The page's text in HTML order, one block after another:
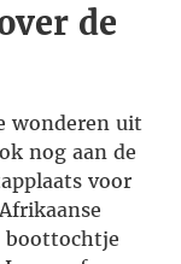
de
wonderen uit
nog aan de
voor
boottochtje